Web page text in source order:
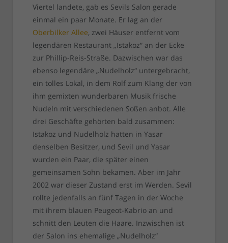
Viertel landete, gab es Sevils Salon gerade
einmal ein paar Monate. Er lag an der
Oberbilker Allee, zwei Häuser entfernt vom
legendären Restaurant „Istakoz“ an der Ecke
zur Phillip-Reis-Straße. Dazwischen war das
ebenso legendäre „Nudelholz“ untergebracht,
ein tolles Lokal, in dem Rolf zum Klang der von
ihm gemixten wunderbaren Musik frische
Nudeln mit verschiedenen Soßen anbot. Alle
drei Geschäfte gehörten bald zusammen:
Istakoz und Nudelholz hatten in Yasar
denselben Besitzer, und Sevil und Yasar
wurden ein Paar, die später einen
gemeinsamen Sohn bekamen. Aber im Jahr
2002 war dieser Zustand erst im Werden. Sevil
rollte jedenfalls an fünf Tagen in der Woche
mit ihrem blauen Peugeot-Kabrio an und
schnitt den Leuten die Haare. Inzwischen ist
der Salon ins ehemalige „Nudelholz“